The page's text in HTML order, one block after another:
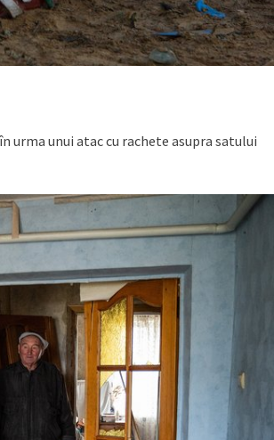
urma unui atac cu rachete asupra satului